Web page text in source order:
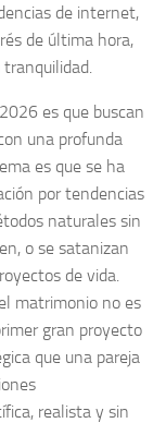
de internet,
de última hora,
es que buscan
una profunda
es que se ha
por tendencias
naturales sin
o se satanizan
de vida.
matrimonio no es
gran proyecto
que una pareja
realista y sin